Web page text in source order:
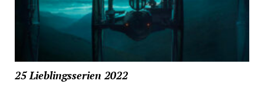
25 Lieblingsserien 2022